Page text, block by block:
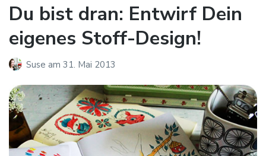
Du bist dran: Entwirf Dein
eigenes Stoff-Design!
Suse am 31. Mai 2013